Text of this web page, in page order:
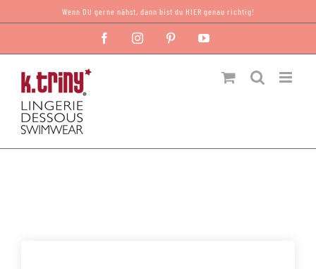
Inhalt
Wenn DU gerne nähst, dann bist du HIER genau richtig!
FacebookInstagramPinterest